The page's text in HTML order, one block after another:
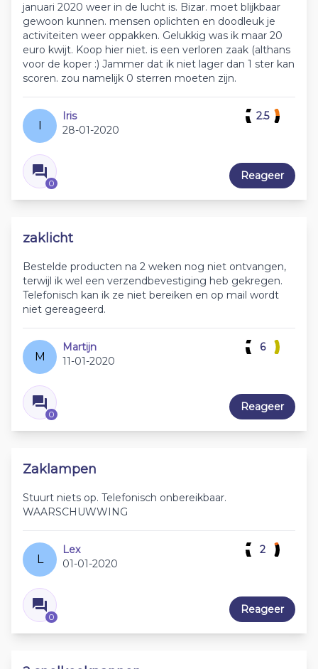
januari 2020 weer in de lucht is. Bizar. moet blijkbaar
gewoon kunnen. mensen oplichten en doodleuk je
activiteiten weer oppakken. Gelukkig was ik maar 20
euro kwijt. Koop hier niet. is een verloren zaak (althans
voor de koper :) Jammer dat ik niet lager dan 1 ster kan
scoren. zou namelijk 0 sterren moeten zijn.
Iris
28-01-2020
0
2.5
Reageer
zaklicht
Bestelde producten na 2 weken nog niet ontvangen,
terwijl ik wel een verzendbevestiging heb gekregen.
Telefonisch kan ik ze niet bereiken en op mail wordt
niet gereageerd.
M
Martijn
11-01-2020
0
6
Reageer
Zaklampen
Stuurt niets op. Telefonisch onbereikbaar.
WAARSCHUWWING
L
Lex
01-01-2020
0
2
Reageer